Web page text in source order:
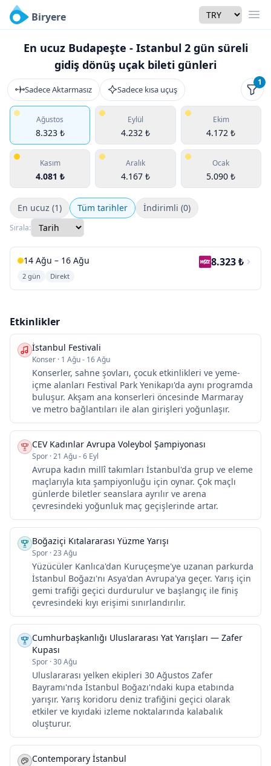
Biryere Currency
En ucuz Budapeşte - Istanbul 2 gün süreli
gidiş dönüş uçak bileti günleri
Sadece Aktarmasız Sadece kısa uçuş
1
Ağustos
8.323 ₺
Eylül
4.232 ₺
Ekim
4.172 ₺
Kasım
4.081 ₺
Aralık
4.167 ₺
Ocak
5.090 ₺
En ucuz (1) Tüm tarihler İndirimli (0)
Sırala:
14 Ağu – 16 Ağu
2 gün Direkt
8.323 ₺
Etkinlikler
İstanbul Festivali
Konser · 1 Ağu - 16 Ağu
Konserler, sahne şovları, çocuk etkinlikleri ve yeme-
içme alanları Festival Park Yenikapı'da aynı programda
buluşur. Akşam ana konserleri öncesinde Marmaray
ve metro bağlantıları ile alan girişleri yoğunlaşır.
CEV Kadınlar Avrupa Voleybol Şampiyonası
Spor ·21 Ağu - 6 Eyl
Avrupa kadın millî takımları İstanbul'da grup ve eleme
maçlarıyla kıta şampiyonluğu için oynar. Çok maçlı
günlerde biletler seanslara ayrılır ve arena
çevresindeki yoğunluk maç geçişlerinde artar.
Boğaziçi Kıtalararası Yüzme Yarışı
Spor ·23 Ağu
Yüzücüler Kanlıca'dan Kuruçeşme'ye uzanan parkurda
İstanbul Boğazı'nı Asya'dan Avrupa'ya geçer. Yarış için
gemi trafiği geçici durdurulur ve başlangıç ile finiş
çevresindeki kıyı erişimi sınırlandırılır.
Cumhurbaşkanlığı Uluslararası Yat Yarışları — Zafer
Kupası
Spor ·30 Ağu
Uluslararası yelken ekipleri 30 Ağustos Zafer
Bayramı'nda İstanbul Boğazı'ndaki kupa etabında
yarışır. Yarış koridoru deniz trafiğini geçici olarak
etkiler ve kıyıdaki izleme noktalarında kalabalık
oluşturur.
Contemporary İstanbul